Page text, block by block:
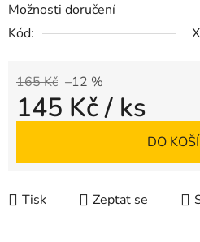
Možnosti doručení
Kód:
165 Kč –12 %
145 Kč/ ks
DO
Tisk Zeptat se